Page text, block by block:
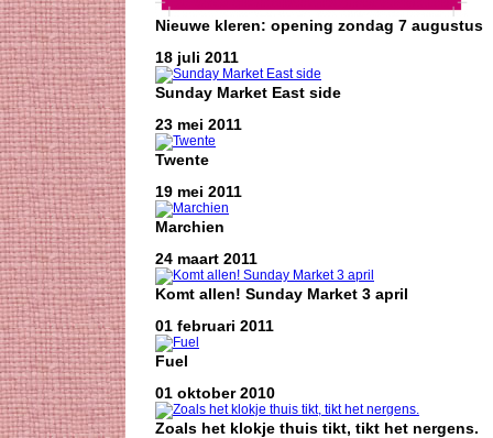
Nieuwe kleren: opening zondag 7 augustus
18 juli 2011
Sunday Market East side
23 mei 2011
Twente
19 mei 2011
Marchien
24 maart 2011
Komt allen! Sunday Market 3 april
01 februari 2011
Fuel
01 oktober 2010
Zoals het klokje thuis tikt, tikt het nergens.